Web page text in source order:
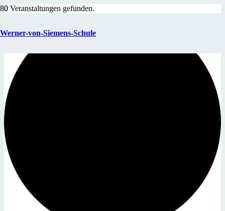
Werner-von-Siemens-Schule
0 Veranstaltungen gefunden.